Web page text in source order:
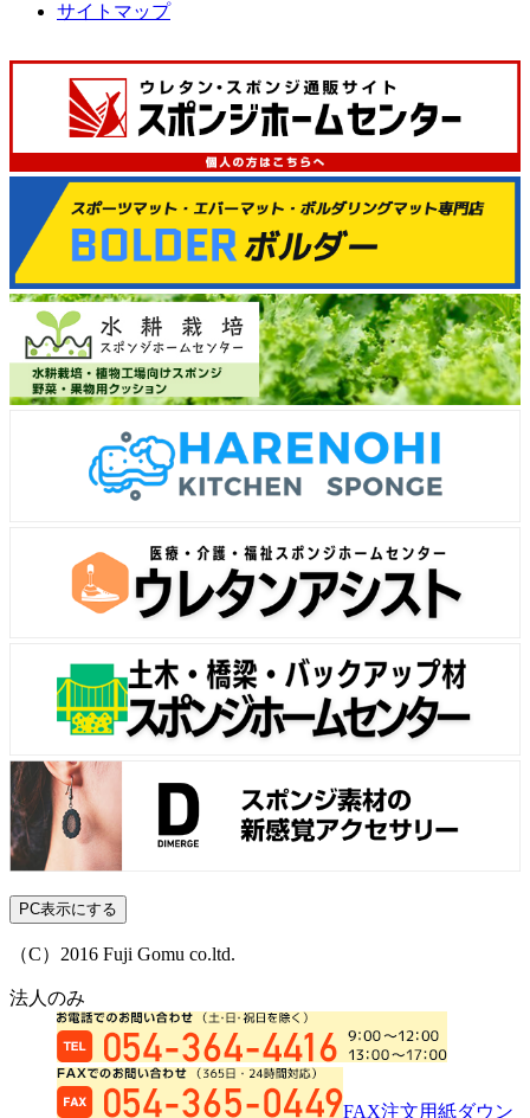
サイトマップ
PC表示にする
（C）2016 Fuji Gomu co.ltd.
法人のみ
FAX注文用紙ダウン